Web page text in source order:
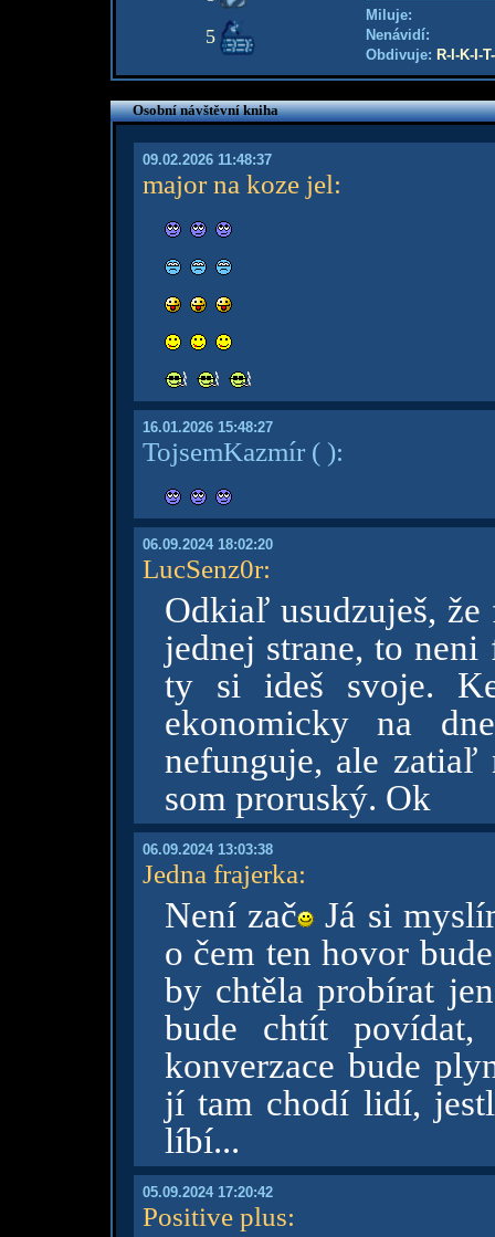
5
Miluje:
Nenávidí:
Obdivuje: R-I-K-I-
Osobní návštěvní kniha
09.02.2026 11:48:37
major na koze jel:
16.01.2026 15:48:27
TojsemKazmír( ):
06.09.2024 18:02:20
LucSenz0r:
Odkiaľ usudzuješ,
jednej strane, to
ty si ideš svoje.
ekonomicky na
nefunguje, ale zatiaľ
som proruský. Ok
06.09.2024 13:03:38
Jedna frajerka:
Není zač Já si
o čem ten hovor
by chtěla probírat
bude chtít
konverzace bude
jí tam chodí lidí,
líbí...
05.09.2024 17:20:42
Positive plus: